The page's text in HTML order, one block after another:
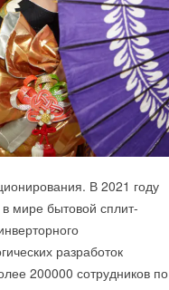
В 2021 году
мире бытовой сплит-
разработок
200000 сотрудников по